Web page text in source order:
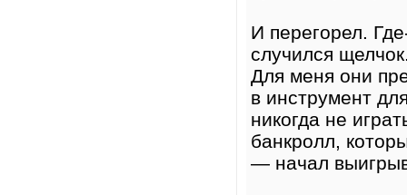
И перегорел.
случился
Для меня они
в инструмент
никогда не
банкролл,
— начал